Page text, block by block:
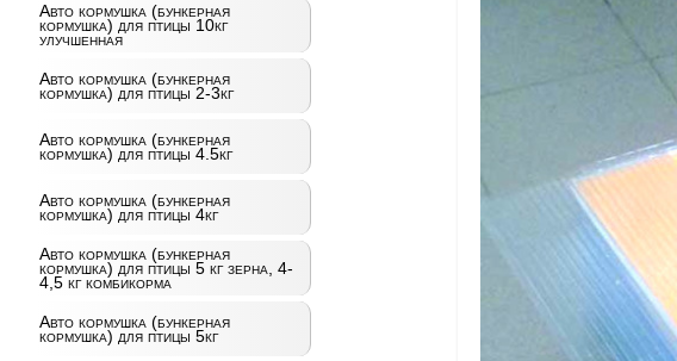
Авто кормушка (бункерная
кормушка) для птицы 10кг
улучшенная
Авто кормушка (бункерная
кормушка) для птицы 2-3кг
Авто кормушка (бункерная
кормушка) для птицы 4.5кг
Авто кормушка (бункерная
кормушка) для птицы 4кг
Авто кормушка (бункерная
кормушка) для птицы 5 кг зерна, 4-
4,5 кг комбикорма
Авто кормушка (бункерная
кормушка) для птицы 5кг